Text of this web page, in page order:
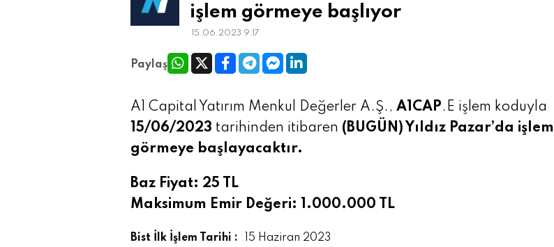
işlem görmeye başlıyor
15.06.2023 9:17
Paylaş
A1 Capital Yatırım Menkul Değerler A.Ş., A1CAP.E işlem koduyla
15/06/2023 tarihinden itibaren (BUGÜN) Yıldız Pazar’da işlem
görmeye başlayacaktır.
Baz Fiyat: 25 TL
Maksimum Emir Değeri: 1.000.000 TL
Bist İlk İşlem Tarihi : 15 Haziran 2023